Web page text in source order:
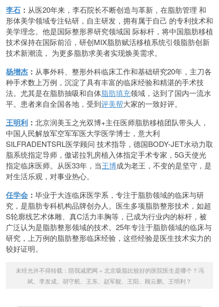
李石 ： 从医20年来，李石院长不断创造与革新，在脂肪管理 和
形体美学领域专注钻研，自主研发，拥有属于自己 的专利技术和
美学理念。他是国际整形界研究领域国 际标杆，将中国脂肪移植
技术保持在国际前沿，研创MIX脂肪赋活移植系统引领脂肪创新
技术新潮流， 为更多脂肪求美者实现焕美需求。
杨增杰 ： 从事外科、整形外科临床工作和基础研究20年，主刀各
种手术数上万例，沉淀了具有丰富的临床经验和精湛的手术技
法。尤其是在脂肪抽吸和自体脂肪填充领域，达到了国内一流水
平。患者来自全国各地，受到评美帮大家的一致好评。
王明利 ： 北京润美玉之光双博+主任医师脂肪移植团队带头人，
中国人民解放军空军军医大学医学博士，意大利
SILFRADENTSRL医学顾问 技术指导，德国BODY-JET水动力取
脂系统指定导师，傲诺拉乳房植入体指定手术专家，5G天使光
指定临床医师。从医33年，当王博成为老王，不变的是坚守，是
对生活乐观，对事业热心。
任学会 ： 毕业于大连临床医学系，专注于脂肪领域的临床与研
究，是脂肪专科机构品牌创办人。医生多项脂肪整形技术，如超
S轮廓线艺术体雕、真C活力丰胸等，已成为行业内的标杆，被
广泛认为是脂肪整形领域的技术。25年专注于脂肪领域的临床与
研究，上万例的脂肪整形临床经验，这些经验是医生技术实力的
较好证明。
未经允许不得转载： 陪我减肥网 » 北京吸脂比较好的医院医生是哪个？冯
斌、李发成、胡守舵、王东、赵军舰、王阳、顾云鹏、王明利？